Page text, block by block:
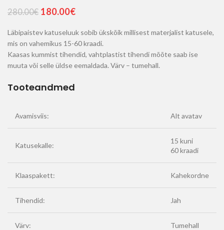
280.00€ Algne
oli:
280.00€.
180.00€Current
is:
180.00€.
Läbipaistev katuseluuk sobib ükskõik millisest materjalist katusele,
mis on vahemikus 15-60 kraadi.
Kaasas kummist tihendid, vahtplastist tihendi mõõte saab ise
muuta või selle üldse eemaldada. Värv – tumehall.
Tooteandmed
Avamisviis: Alt avatav
Katusekalle:
15 kuni
60 kraadi
Klaaspakett: Kahekordne
Tihendid: Jah
Värv: Tumehall